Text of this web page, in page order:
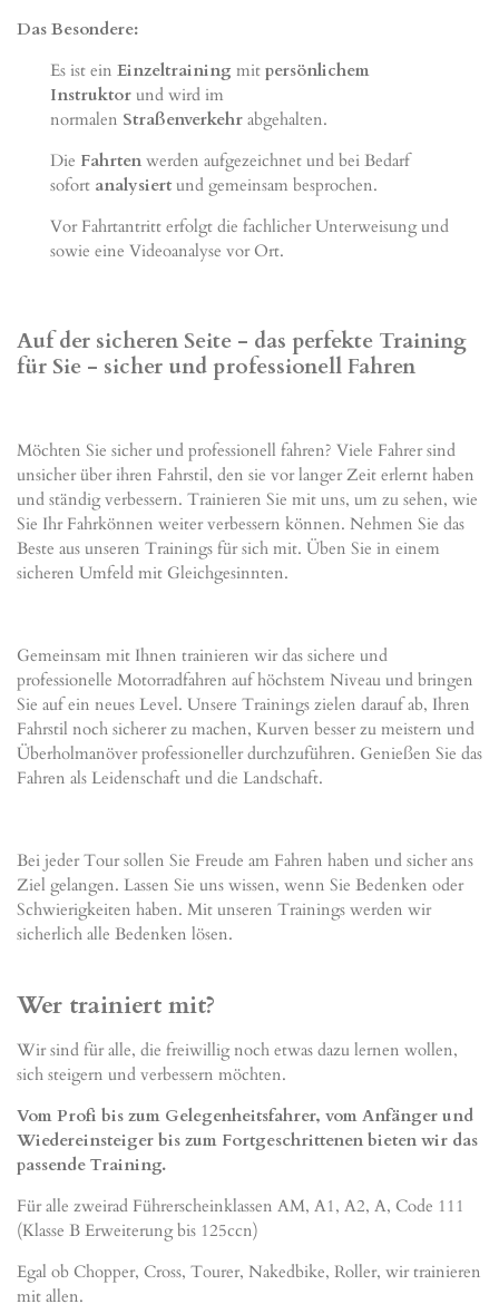
Das Besondere:
Es ist ein Einzeltraining mit persönlichem
Instruktor und wird im
normalen Straßenverkehr abgehalten.
Die Fahrten werden aufgezeichnet und bei Bedarf
sofort analysiert und gemeinsam besprochen.
Vor Fahrtantritt erfolgt die fachlicher Unterweisung und
sowie eine Videoanalyse vor Ort.
Auf der sicheren Seite - das perfekte Training
für Sie - sicher und professionell Fahren
Möchten Sie sicher und professionell fahren? Viele Fahrer sind
unsicher über ihren Fahrstil, den sie vor langer Zeit erlernt haben
und ständig verbessern. Trainieren Sie mit uns, um zu sehen, wie
Sie Ihr Fahrkönnen weiter verbessern können. Nehmen Sie das
Beste aus unseren Trainings für sich mit. Üben Sie in einem
sicheren Umfeld mit Gleichgesinnten.
Gemeinsam mit Ihnen trainieren wir das sichere und
professionelle Motorradfahren auf höchstem Niveau und bringen
Sie auf ein neues Level. Unsere Trainings zielen darauf ab, Ihren
Fahrstil noch sicherer zu machen, Kurven besser zu meistern und
Überholmanöver professioneller durchzuführen. Genießen Sie das
Fahren als Leidenschaft und die Landschaft.
Bei jeder Tour sollen Sie Freude am Fahren haben und sicher ans
Ziel gelangen. Lassen Sie uns wissen, wenn Sie Bedenken oder
Schwierigkeiten haben. Mit unseren Trainings werden wir
sicherlich alle Bedenken lösen.
Wer trainiert mit?
Wir sind für alle, die freiwillig noch etwas dazu lernen wollen,
sich steigern und verbessern möchten.
Vom Profi bis zum Gelegenheitsfahrer, vom Anfänger und
Wiedereinsteiger bis zum Fortgeschrittenen bieten wir das
passende Training.
Für alle zweirad Führerscheinklassen AM, A1, A2, A, Code 111
(Klasse B Erweiterung bis 125ccn)
Egal ob Chopper, Cross, Tourer, Nakedbike, Roller, wir trainieren
mit allen.